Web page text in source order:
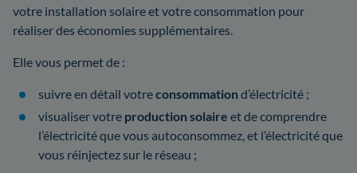
votre installation solaire et votre consommation pour
réaliser des économies supplémentaires.
Elle vous permet de :
suivre en détail votreconsommation d’électricité ;
visualiser votre production solaire et de comprendre
l’électricité que vous autoconsommez, et l’électricité que
vous réinjectez sur le réseau ;